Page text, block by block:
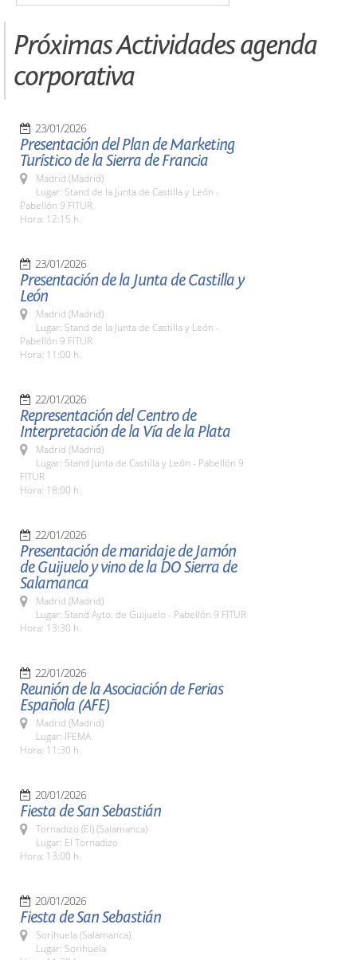
Próximas Actividades agenda
corporativa
23/01/2026
Presentación del Plan de Marketing
Turístico de la Sierra de Francia
Madrid (Madrid)
Lugar: Stand de la Junta de Castilla y León -
Pabellón 9 FITUR
Hora: 12:15 h.
23/01/2026
Presentación de la Junta de Castilla y
León
Madrid (Madrid)
Lugar: Stand de la Junta de Castilla y León -
Pabellón 9 FITUR
Hora: 11:00 h.
22/01/2026
Representación del Centro de
Interpretación de la Vía de la Plata
Madrid (Madrid)
Lugar: Stand Junta de Castilla y León - Pabellón 9
FITUR
Hora: 18:00 h.
22/01/2026
Presentación de maridaje de Jamón
de Guijuelo y vino de la DO Sierra de
Salamanca
Madrid (Madrid)
Lugar: Stand Ayto. de Guijuelo - Pabellón 9 FITUR
Hora: 13:30 h.
22/01/2026
Reunión de la Asociación de Ferias
Española (AFE)
Madrid (Madrid)
Lugar: IFEMA
Hora: 11:30 h.
20/01/2026
Fiesta de San Sebastián
Tornadizo (El) (Salamanca)
Lugar: El Tornadizo
Hora: 13:00 h.
20/01/2026
Fiesta de San Sebastián
Sorihuela (Salamanca)
Lugar: Sorihuela